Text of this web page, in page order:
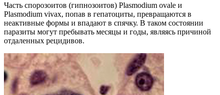
Часть спорозоитов (гипнозоитов) Plasmodium ovale и
Plasmodium vivax, попав в гепатоциты, превращаются в
неактивные формы и впадают в спячку. В таком состоянии
паразиты могут пребывать месяцы и годы, являясь причиной
отдаленных рецидивов.